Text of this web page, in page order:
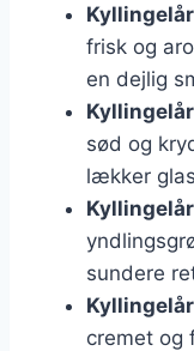
frisk og
en dejlig
sød og
lækker
sundere
cremet og